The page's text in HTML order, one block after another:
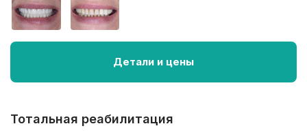
Детали и цены
Тотальная реабилитация